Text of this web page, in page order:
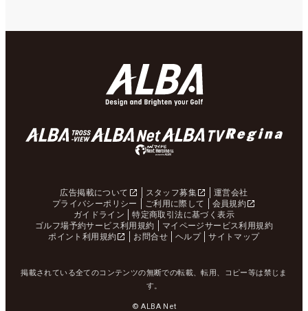
広告掲載について スタッフ募集
運営会社
プライバシーポリシー
ご利用に際して
会員規約
ガイドライン
特定商取引法に基づく表示
ゴルフ場予約サービス利用規約
マイページサービス利用規約
ポイント利用規約
お問合せ ヘルプ サイトマップ
掲載されている全てのコンテンツの無断での転載、転用、コピー等は禁じま
す。
© ALBA Net